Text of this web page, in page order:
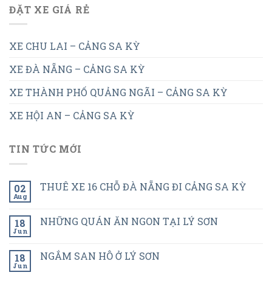
ĐẶT XE GIÁ RẺ
XE CHU LAI – CẢNG SA KỲ
XE ĐÀ NẴNG – CẢNG SA KỲ
XE THÀNH PHỐ QUẢNG NGÃI – CẢNG SA KỲ
XE HỘI AN – CẢNG SA KỲ
TIN TỨC MỚI
02
Aug
THUÊ XE 16 CHỖ ĐÀ NẴNG ĐI CẢNG SA KỲ
18
Jun
NHỮNG QUÁN ĂN NGON TẠI LÝ SƠN
18
Jun
NGẮM SAN HÔ Ở LÝ SƠN